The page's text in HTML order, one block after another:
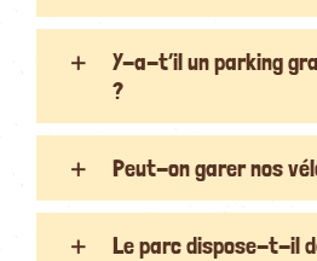
Y-a-t’il un parking
?
Peut-on garer nos
Le parc dispose-t-il